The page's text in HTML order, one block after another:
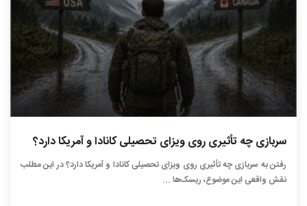
سربازی چه تأثیری روی ویزای تحصیلی کانادا و آمریکا دارد؟
رفتن به سربازی چه تأثیری روی ویزای تحصیلی کانادا و آمریکا دارد؟ در این مطلب
نقش واقعی این موضوع، ریسک‌ها ...